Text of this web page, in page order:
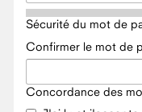
Sécurité du mot de
Confirmer le mot de
Concordance des